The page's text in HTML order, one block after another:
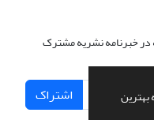
بهترین
در خبرنامه نشریه مشترک
اشتراک